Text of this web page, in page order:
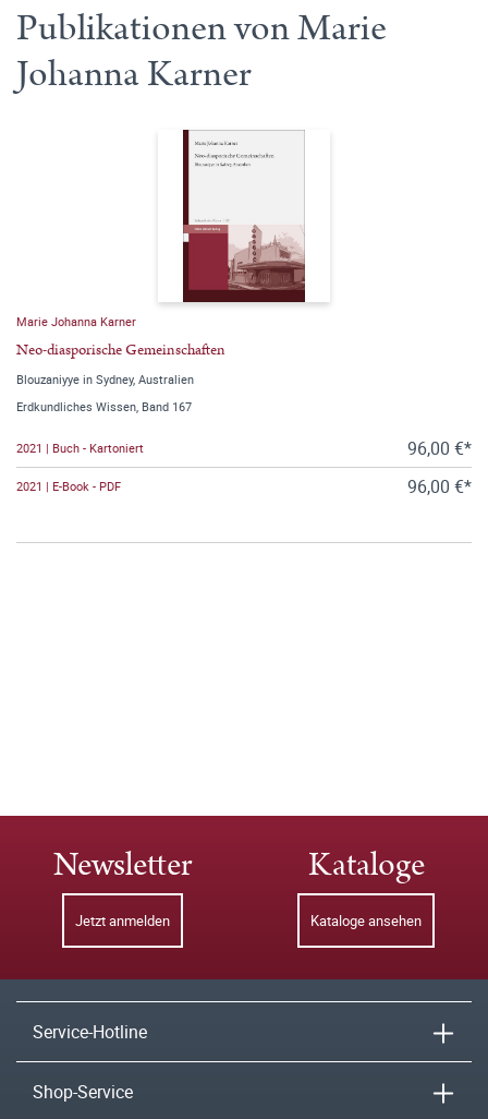
Publikationen von Marie
Johanna Karner
Marie Johanna Karner
Neo-diasporische Gemeinschaften
Blouzaniyye in Sydney, Australien
Erdkundliches Wissen, Band 167
2021 | Buch - Kartoniert 96,00 €*
2021 | E-Book - PDF 96,00 €*
Newsletter
Jetzt anmelden
Kataloge
Kataloge ansehen
Service-Hotline
Shop-Service